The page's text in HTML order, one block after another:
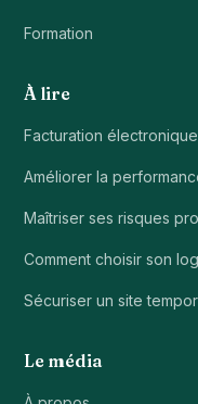
Formation
À lire
Facturation
Améliorer la
Maîtriser ses risques
Comment choisir son
Sécuriser un site
Le média